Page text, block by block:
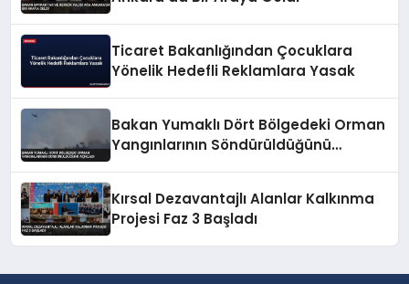
Ticaret Bakanlığından Çocuklara
Yönelik Hedefli Reklamlara Yasak
Bakan Yumaklı Dört Bölgedeki Orman
Yangınlarının Söndürüldüğünü
Kırsal Dezavantajlı Alanlar Kalkınma
Projesi Faz 3 Başladı